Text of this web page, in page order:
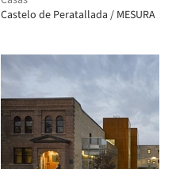
Castelo de Peratallada / MESURA